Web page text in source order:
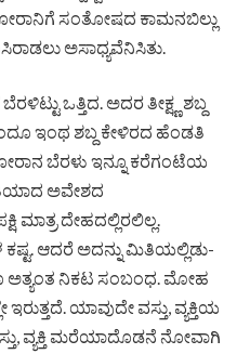
ಸಂತೋಷದ ಕಾಮನ­ಬಿಲ್ಲು
ಅಸಾಧ್ಯ­ವೆನಿಸಿತು.
ಒತ್ತಿದ. ಅದರ ತೀಕ್ಷ್ಣ ಶಬ್ದ
ಇಂಥ ಶಬ್ದ ಕೇಳಿರದ ಹೆಂಡತಿ
ಬೆರಳು ಇನ್ನೂ ಕರೆಗಂಟೆಯ
ಅವೇಶದ
ಮಾತ್ರ ದೇಹದಲ್ಲಿರಲಿಲ್ಲ.
ಆದರೆ ಅದನ್ನು ಮಿತಿಯಲ್ಲಿ­ಡು­
ಅತ್ಯಂತ ನಿಕಟ ಸಂಬಂಧ. ಮೋಹ
ಯಾವುದೇ ವಸ್ತು, ವ್ಯಕ್ತಿಯ
ವ್ಯಕ್ತಿ ಮರೆಯಾ­ದೊಡನೆ ನೋವಾಗಿ